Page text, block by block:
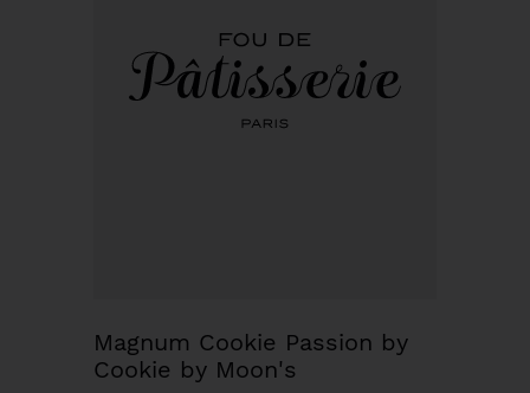
Magnum Cookie Passion by
Cookie by Moon's